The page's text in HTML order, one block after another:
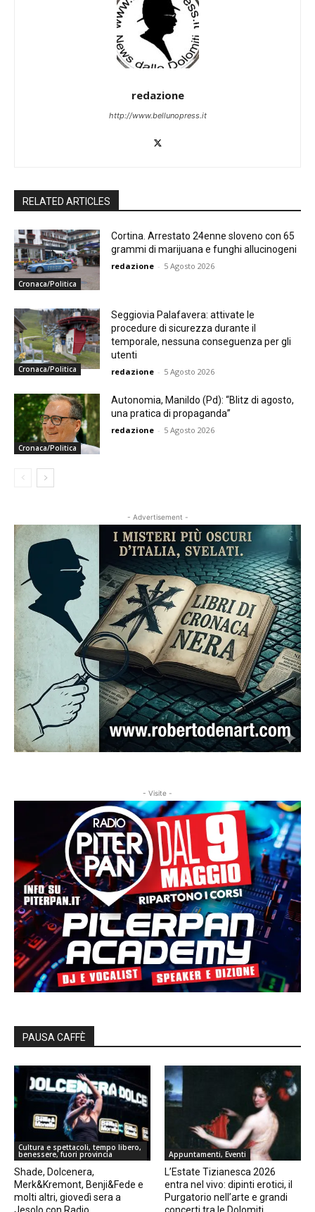
redazione
http://www.bellunopress.it
RELATED ARTICLES
Cronaca/Politica
Cortina. Arrestato 24enne sloveno con 65
grammi di marijuana e funghi allucinogeni
redazione - 5 Agosto 2026
Cronaca/Politica
Seggiovia Palafavera: attivate le
procedure di sicurezza durante il
temporale, nessuna conseguenza per gli
utenti
redazione - 5 Agosto 2026
Cronaca/Politica
Autonomia, Manildo (Pd): “Blitz di agosto,
una pratica di propaganda”
redazione - 5 Agosto 2026
- Advertisement -
- Visite -
PAUSA CAFFÈ
Cultura e spettacoli, tempo libero,
benessere, fuori provincia
Shade, Dolcenera,
Merk&Kremont, Benji&Fede e
molti altri, giovedì sera a
Appuntamenti, Eventi
L’Estate Tizianesca 2026
entra nel vivo: dipinti erotici, il
Purgatorio nell’arte e grandi